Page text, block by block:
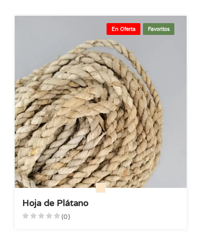
En Oferta Favoritos
Hoja de Plátano
(0)